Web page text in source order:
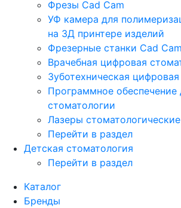
Фрезы Cad Cam
УФ камера для
на 3Д принтере изделий
Фрезерные станки Cad
Врачебная цифровая
Зуботехническая
Программное
стоматологии
Лазеры стоматологические
Перейти в раздел
Детская стоматология
Перейти в раздел
Каталог
Бренды